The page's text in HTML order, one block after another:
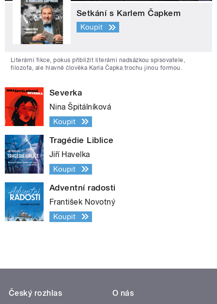
Setkání s Karlem Čapkem
Koupit
Literární fikce, pokus přiblížit literární nadsázkou spisovatele,
filozofa, ale hlavně člověka Karla Čapka trochu jinou formou.
Severka
Nina Špitálníková
Koupit
Tragédie Liblice
Jiří Havelka
Koupit
Adventní radosti
František Novotný
Koupit
Český rozhlas
O nás